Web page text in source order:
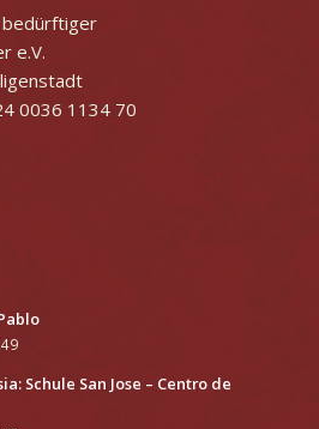
bedürftiger
e.V.
0036 1134 70
Schule San Jose – Centro de